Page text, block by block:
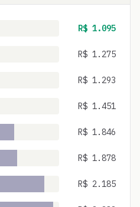
R$ 1.095
R$ 1.275
R$ 1.293
R$ 1.451
R$ 1.846
R$ 1.878
R$ 2.185